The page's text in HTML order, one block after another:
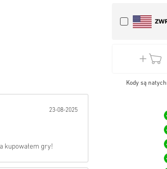
23-08-2025
kupowałem gry!
Kody są